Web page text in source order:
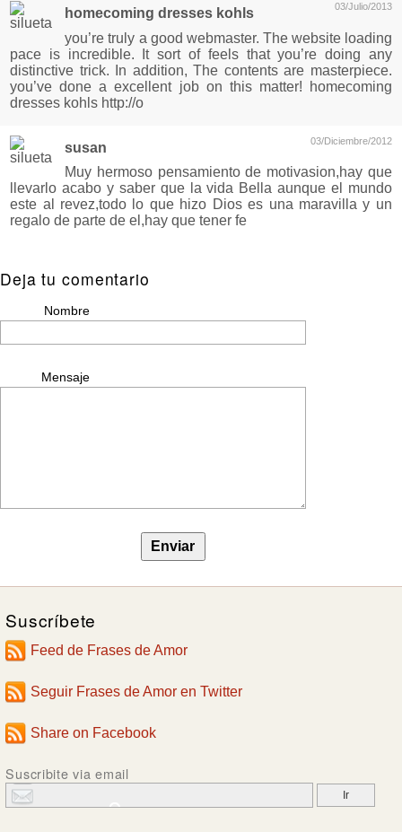
03/Julio/2013
homecoming dresses kohls
you’re truly a good webmaster. The website loading
pace is incredible. It sort of feels that you’re doing any
distinctive trick. In addition, The contents are masterpiece.
you’ve done a excellent job on this matter! homecoming
dresses kohls http://o
03/Diciembre/2012
susan
Muy hermoso pensamiento de motivasion,hay que
llevarlo acabo y saber que la vida Bella aunque el mundo
este al revez,todo lo que hizo Dios es una maravilla y un
regalo de parte de el,hay que tener fe
Deja tu comentario
Nombre
Mensaje
Suscríbete
Feed de Frases de Amor
Seguir Frases de Amor en Twitter
Share on Facebook
Suscribite via email